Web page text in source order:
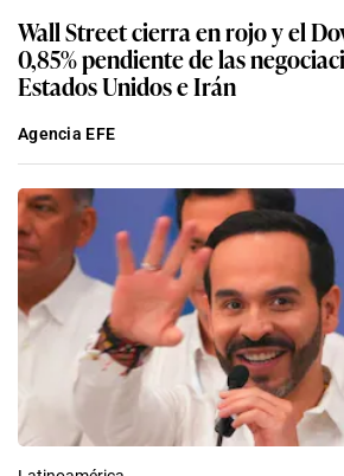
Wall Street cierra en rojo y el
0,85% pendiente de las
Estados Unidos e Irán
Agencia EFE